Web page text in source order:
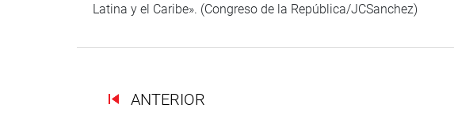
Latina y el Caribe». (Congreso de la República/JCSanchez)
ANTERIOR